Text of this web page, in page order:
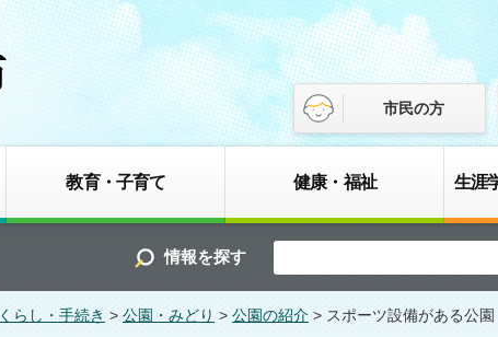
市民の方
教育・子育て 健康・福祉 生涯
情報を探す
くらし・手続き > 公園・みどり > 公園の紹介 > スポーツ設備がある公園